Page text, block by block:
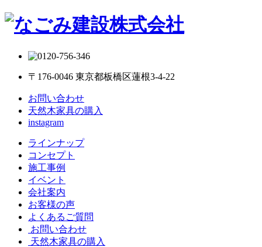
〒176-0046 東京都板橋区蓮根3-4-22
お問い合わせ
天然木家具の購入
instagram
ラインナップ
コンセプト
施工事例
イベント
会社案内
お客様の声
よくあるご質問
お問い合わせ
天然木家具の購入